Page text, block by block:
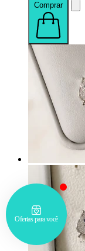
Comprar